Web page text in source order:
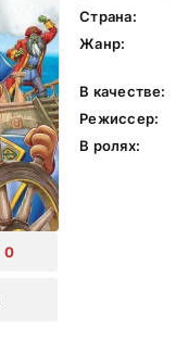
0
Страна:
Жанр:
В качестве:
Режиссер:
В ролях: